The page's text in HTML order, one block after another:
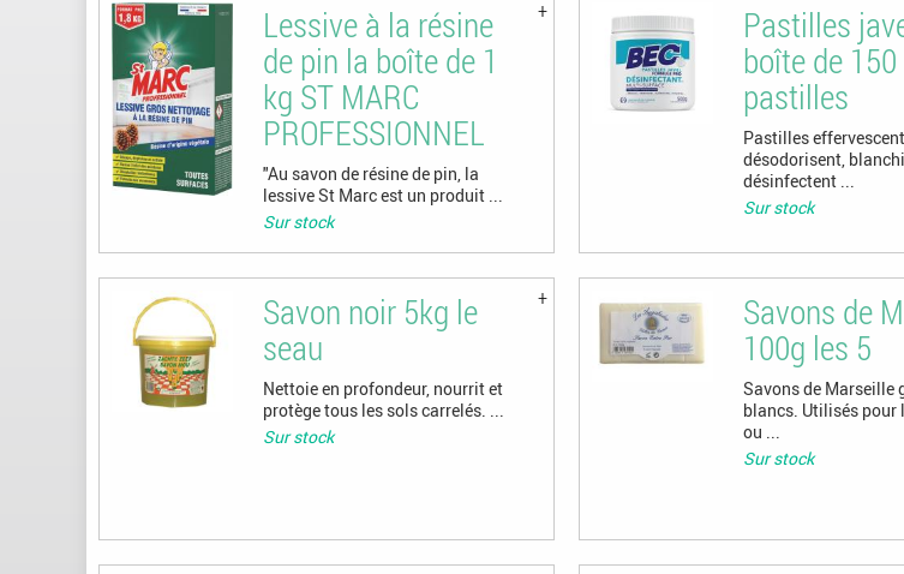
Lessive à la résine
de pin la boîte de 1
kg ST MARC
PROFESSIONNEL
"Au savon de résine de pin, la
lessive St Marc est un produit ...
Sur stock
Pastilles
boîte de 150
pastilles
Pastilles
désodorisent,
désinfectent ...
Sur stock
Savon noir 5kg le
seau
Nettoie en profondeur, nourrit et
protège tous les sols carrelés. ...
Sur stock
Savons de
100g les 5
Savons de Marseille
blancs. Utilisés pour
ou ...
Sur stock